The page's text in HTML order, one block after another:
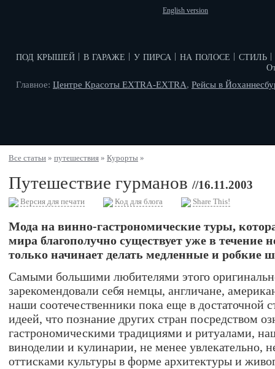
English version
под крышей в гараже у пирса на полосе стиль
Главное: Центре Красоты EXTRA-EXTRA, Рейсы в
Все статьи » путешествия » Курорты »
Путешествие гурманов //16.11.2003
Версия для печати Код для блога Share This!
Мода на винно-гастрономические туры,
мира благополучно существует уже в течение
только начинает делать медленные и робкие
Самыми большими любителями этого
зарекомендовали себя немцы, англичане,
наши соотечественники пока еще в достаточной
идеей, что познание других стран посредством
гастрономическими традициями и ритуалами,
виноделии и кулинарии, не менее увлекательно,
оттисками культуры в форме архитектуры и